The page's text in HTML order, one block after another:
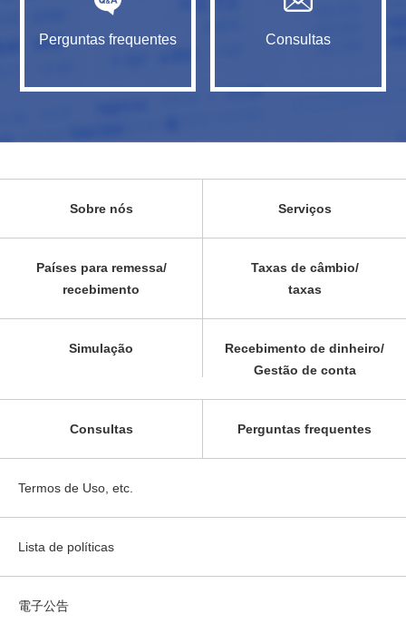
Perguntas frequentes Consultas
Sobre nós Serviços
Países para remessa/
recebimento
Taxas de câmbio/
taxas
Simulação
Recebimento de dinheiro/
Gestão de conta
Consultas Perguntas frequentes
Termos de Uso, etc.
Lista de políticas
電子公告